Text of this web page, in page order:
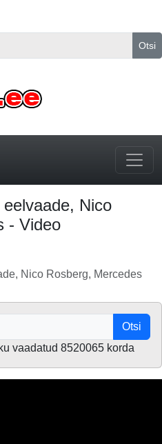
Otsi
Nico
- Video
Nico Rosberg, Mercedes
Otsi
vaadatud 8520065 korda